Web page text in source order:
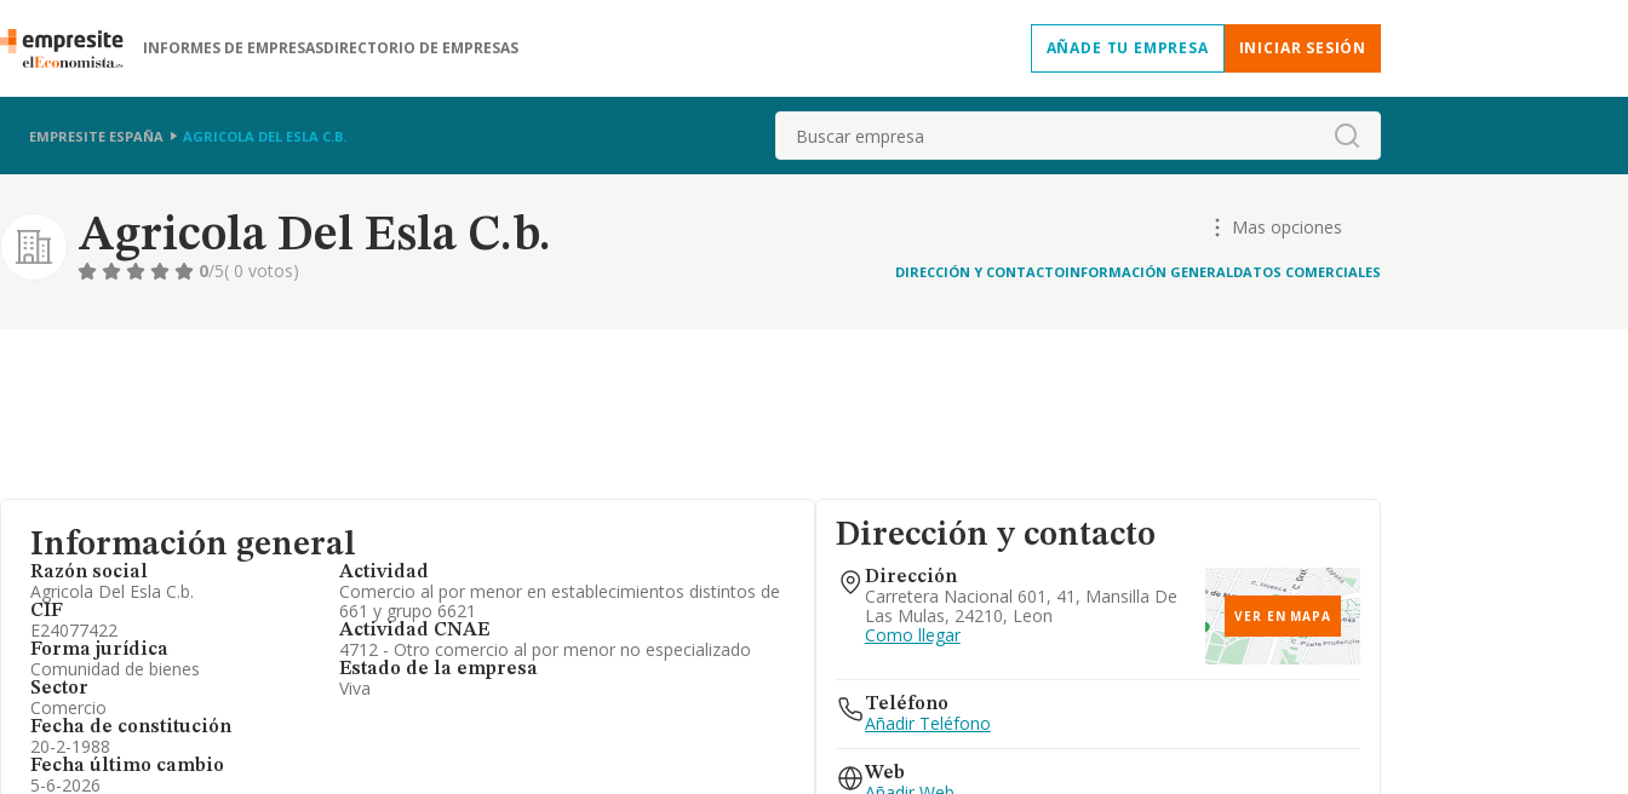
INFORMES DE EMPRESASDIRECTORIO DE EMPRESAS AÑADE TU EMPRESA INICIAR SESIÓN
EMPRESITE ESPAÑA AGRICOLA DEL ESLA C.B. Buscar
Agricola Del Esla C.b.
Mas opciones
0/5( 0 votos) DIRECCIÓN Y CONTACTOINFORMACIÓN GENERALDATOS COMERCIALES
Información general
Razón social
Agricola Del Esla C.b.
CIF
E24077422
Forma jurídica
Comunidad de bienes
Sector
Comercio
Fecha de constitución
20-2-1988
Fecha último cambio
5-6-2026
Actividad
Comercio al por menor en establecimientos distintos de
661 y grupo 6621
Actividad CNAE
4712 - Otro comercio al por menor no especializado
Estado de la empresa
Viva
Dirección y contacto
Dirección
Carretera Nacional 601, 41, Mansilla De
Las Mulas, 24210, Leon
Como llegar
VER EN MAPA
Teléfono
Añadir Teléfono
Web